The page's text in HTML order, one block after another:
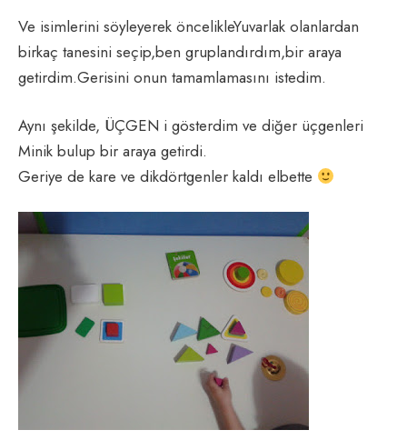
Ve isimlerini söyleyerek öncelikleYuvarlak olanlardan
birkaç tanesini seçip,ben gruplandırdım,bir araya
getirdim.Gerisini onun tamamlamasını istedim.
Aynı şekilde, ÜÇGEN i gösterdim ve diğer üçgenleri
Minik bulup bir araya getirdi.
Geriye de kare ve dikdörtgenler kaldı elbette